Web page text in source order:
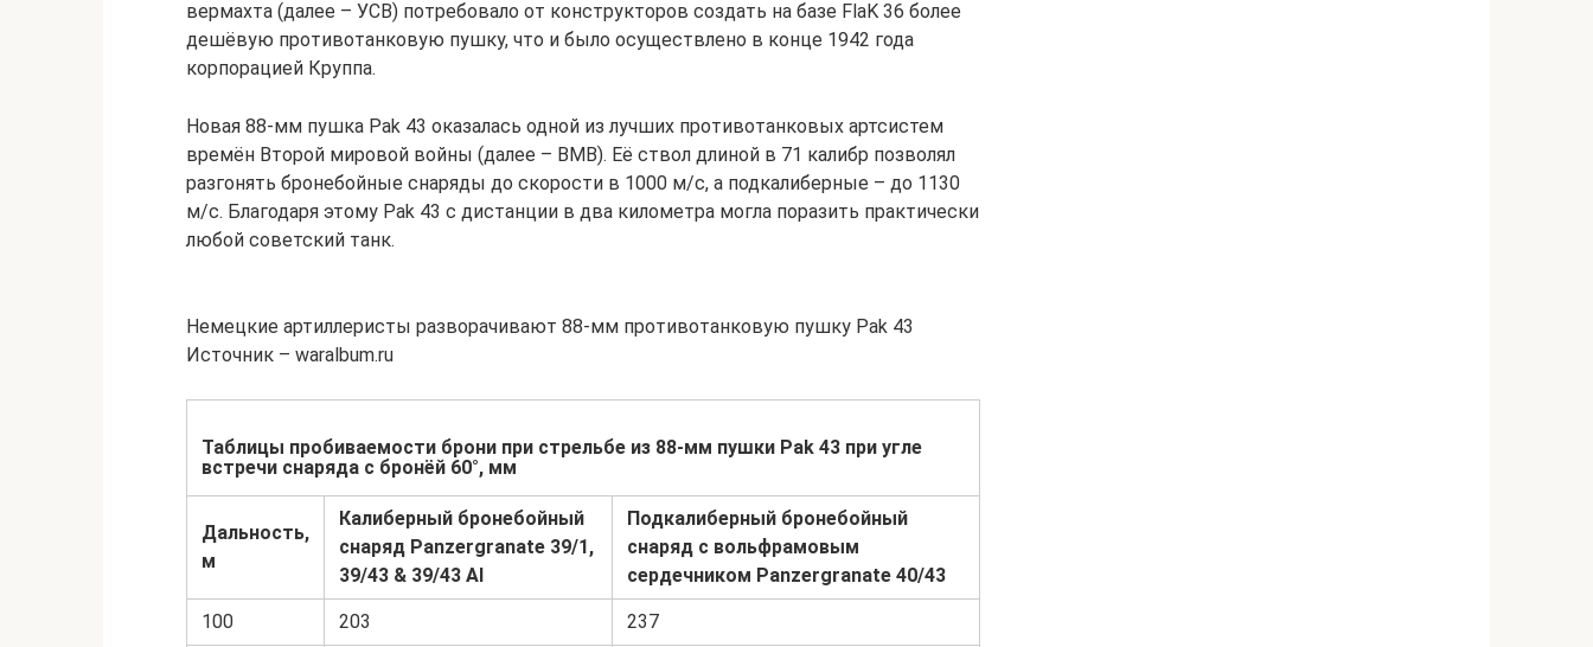
вермахта (далее – УСВ) потребовало от конструкторов создать на базе FlaK 36 более
дешёвую противотанковую пушку, что и было осуществлено в конце 1942 года
корпорацией Круппа.
Новая 88-мм пушка Pak 43 оказалась одной из лучших противотанковых артсистем
времён Второй мировой войны (далее – ВМВ). Её ствол длиной в 71 калибр позволял
разгонять бронебойные снаряды до скорости в 1000 м/с, а подкалиберные – до 1130
м/с. Благодаря этому Pak 43 с дистанции в два километра могла поразить практически
любой советский танк.
Немецкие артиллеристы разворачивают 88-мм противотанковую пушку Pak 43
Источник – waralbum.ru
Таблицы пробиваемости брони при стрельбе из 88-мм пушки Pak 43 при угле
встречи снаряда с бронёй 60°, мм
Дальность,
м
Калиберный бронебойный
снаряд Panzergranate 39/1,
39/43 & 39/43 Al
Подкалиберный бронебойный
снаряд с вольфрамовым
сердечником Panzergranate 40/43
100 203 237